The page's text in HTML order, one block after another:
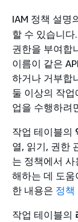
IAM 정책 설명
할 수 있습니
권한을 부여합
이름이 같은
하거나 거부합
둘 이상의 작
업을 수행하려
작업 테이블의
열, 읽기, 권한
는 정책에서
해하는 데 도움
한 내용은 정책
작업 테이블의